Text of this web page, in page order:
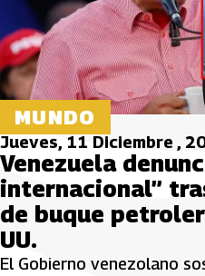
MUNDO
Jueves, 11 Diciembre ,
Venezuela
internacional”
de buque
UU.
El Gobierno venezolano